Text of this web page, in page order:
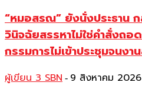
“หมอสรณ” ยังนั่งประธาน
วินิจฉัยสรรหาไม่ใช่คำสั่งถอ
กรรมการไม่เข้าประชุมจนง
ผู้เขียน 3 SBN - 9 สิงหาคม 2026